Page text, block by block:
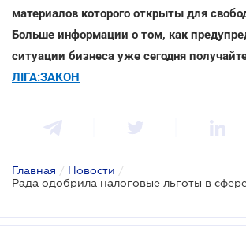
материалов которого открыты для
Больше информации о том, как
ситуации бизнеса уже сегодня
ЛІГА:ЗАКОН
Главная / Новости /